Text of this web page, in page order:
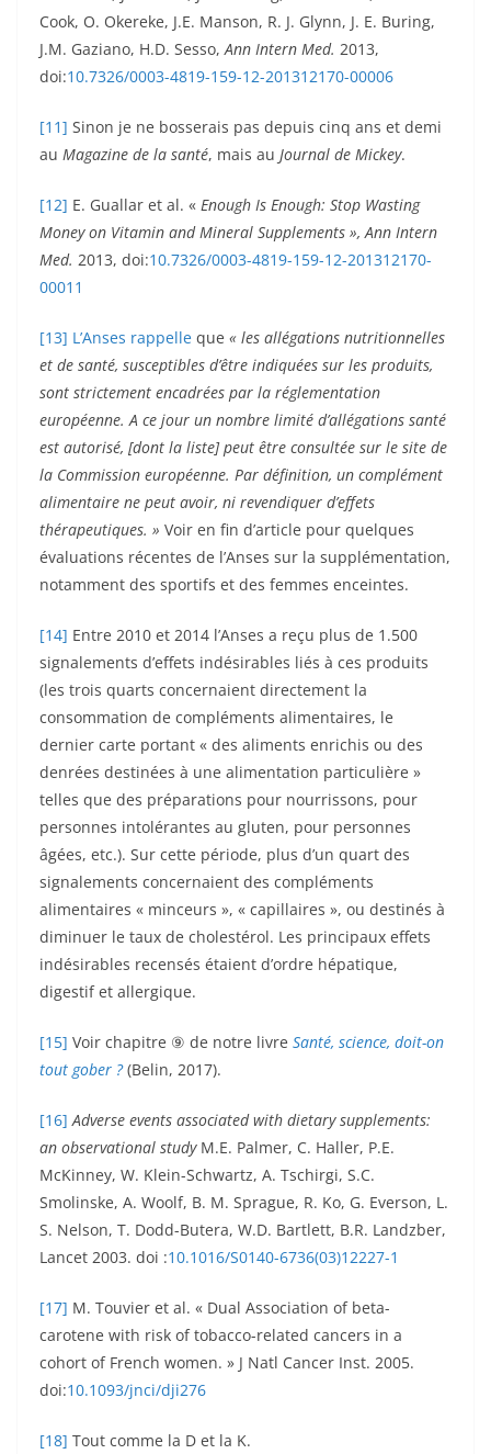
Cook, O. Okereke, J.E. Manson, R. J. Glynn, J. E. Buring,
J.M. Gaziano, H.D. Sesso, Ann Intern Med. 2013,
doi:10.7326/0003-4819-159-12-201312170-00006
[11] Sinon je ne bosserais pas depuis cinq ans et demi
au Magazine de la santé, mais au Journal de Mickey.
[12] E. Guallar et al. « Enough Is Enough: Stop Wasting
Money on Vitamin and Mineral Supplements », Ann Intern
Med. 2013, doi:10.7326/0003-4819-159-12-201312170-
00011
[13] L’Anses rappelle que « les allégations nutritionnelles
et de santé, susceptibles d’être indiquées sur les produits,
sont strictement encadrées par la réglementation
européenne. A ce jour un nombre limité d’allégations santé
est autorisé, [dont la liste] peut être consultée sur le site de
la Commission européenne. Par définition, un complément
alimentaire ne peut avoir, ni revendiquer d’effets
thérapeutiques. » Voir en fin d’article pour quelques
évaluations récentes de l’Anses sur la supplémentation,
notamment des sportifs et des femmes enceintes.
[14] Entre 2010 et 2014 l’Anses a reçu plus de 1.500
signalements d’effets indésirables liés à ces produits
(les trois quarts concernaient directement la
consommation de compléments alimentaires, le
dernier carte portant « des aliments enrichis ou des
denrées destinées à une alimentation particulière »
telles que des préparations pour nourrissons, pour
personnes intolérantes au gluten, pour personnes
âgées, etc.). Sur cette période, plus d’un quart des
signalements concernaient des compléments
alimentaires « minceurs », « capillaires », ou destinés à
diminuer le taux de cholestérol. Les principaux effets
indésirables recensés étaient d’ordre hépatique,
digestif et allergique.
[15] Voir chapitre ⑨ de notre livre Santé, science, doit-on
tout gober ?(Belin, 2017).
[16] Adverse events associated with dietary supplements:
an observational studyM.E. Palmer, C. Haller, P.E.
McKinney, W. Klein-Schwartz, A. Tschirgi, S.C.
Smolinske, A. Woolf, B. M. Sprague, R. Ko, G. Everson, L.
S. Nelson, T. Dodd-Butera, W.D. Bartlett, B.R. Landzber,
Lancet 2003. doi :10.1016/S0140-6736(03)12227-1
[17] M. Touvier et al. « Dual Association of beta-
carotene with risk of tobacco-related cancers in a
cohort of French women. » J Natl Cancer Inst. 2005.
doi:10.1093/jnci/dji276
[18] Tout comme la D et la K.